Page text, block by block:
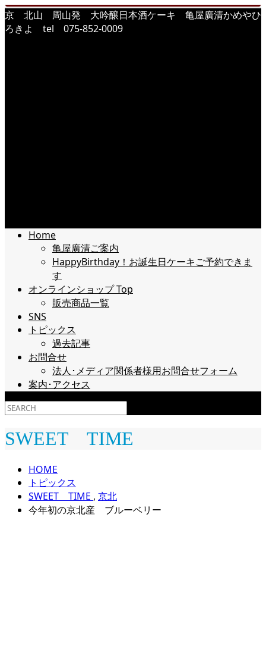
京 北山 周山発 大吟醸日本酒ケーキ 亀屋廣清かめやひ
ろきよ tel 075-852-0009
Home
亀屋廣清ご案内
HappyBirthday！お誕生日ケーキご予約できま
す
オンラインショップ Top
販売商品一覧
SNS
トピックス
過去記事
お問合せ
法人･メディア関係者様用お問合せフォーム
案内･アクセス
SWEET TIME
HOME
トピックス
SWEET TIME , 京北
今年初の京北産 ブルーベリー